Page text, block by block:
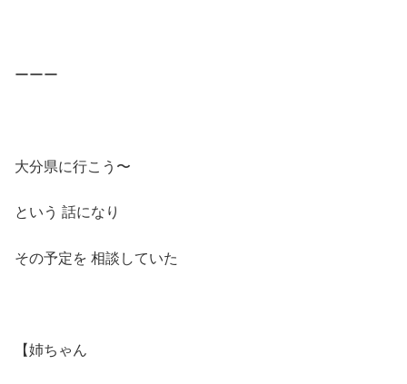
ーーー
大分県に行こう〜
という 話になり
その予定を 相談していた
【姉ちゃん